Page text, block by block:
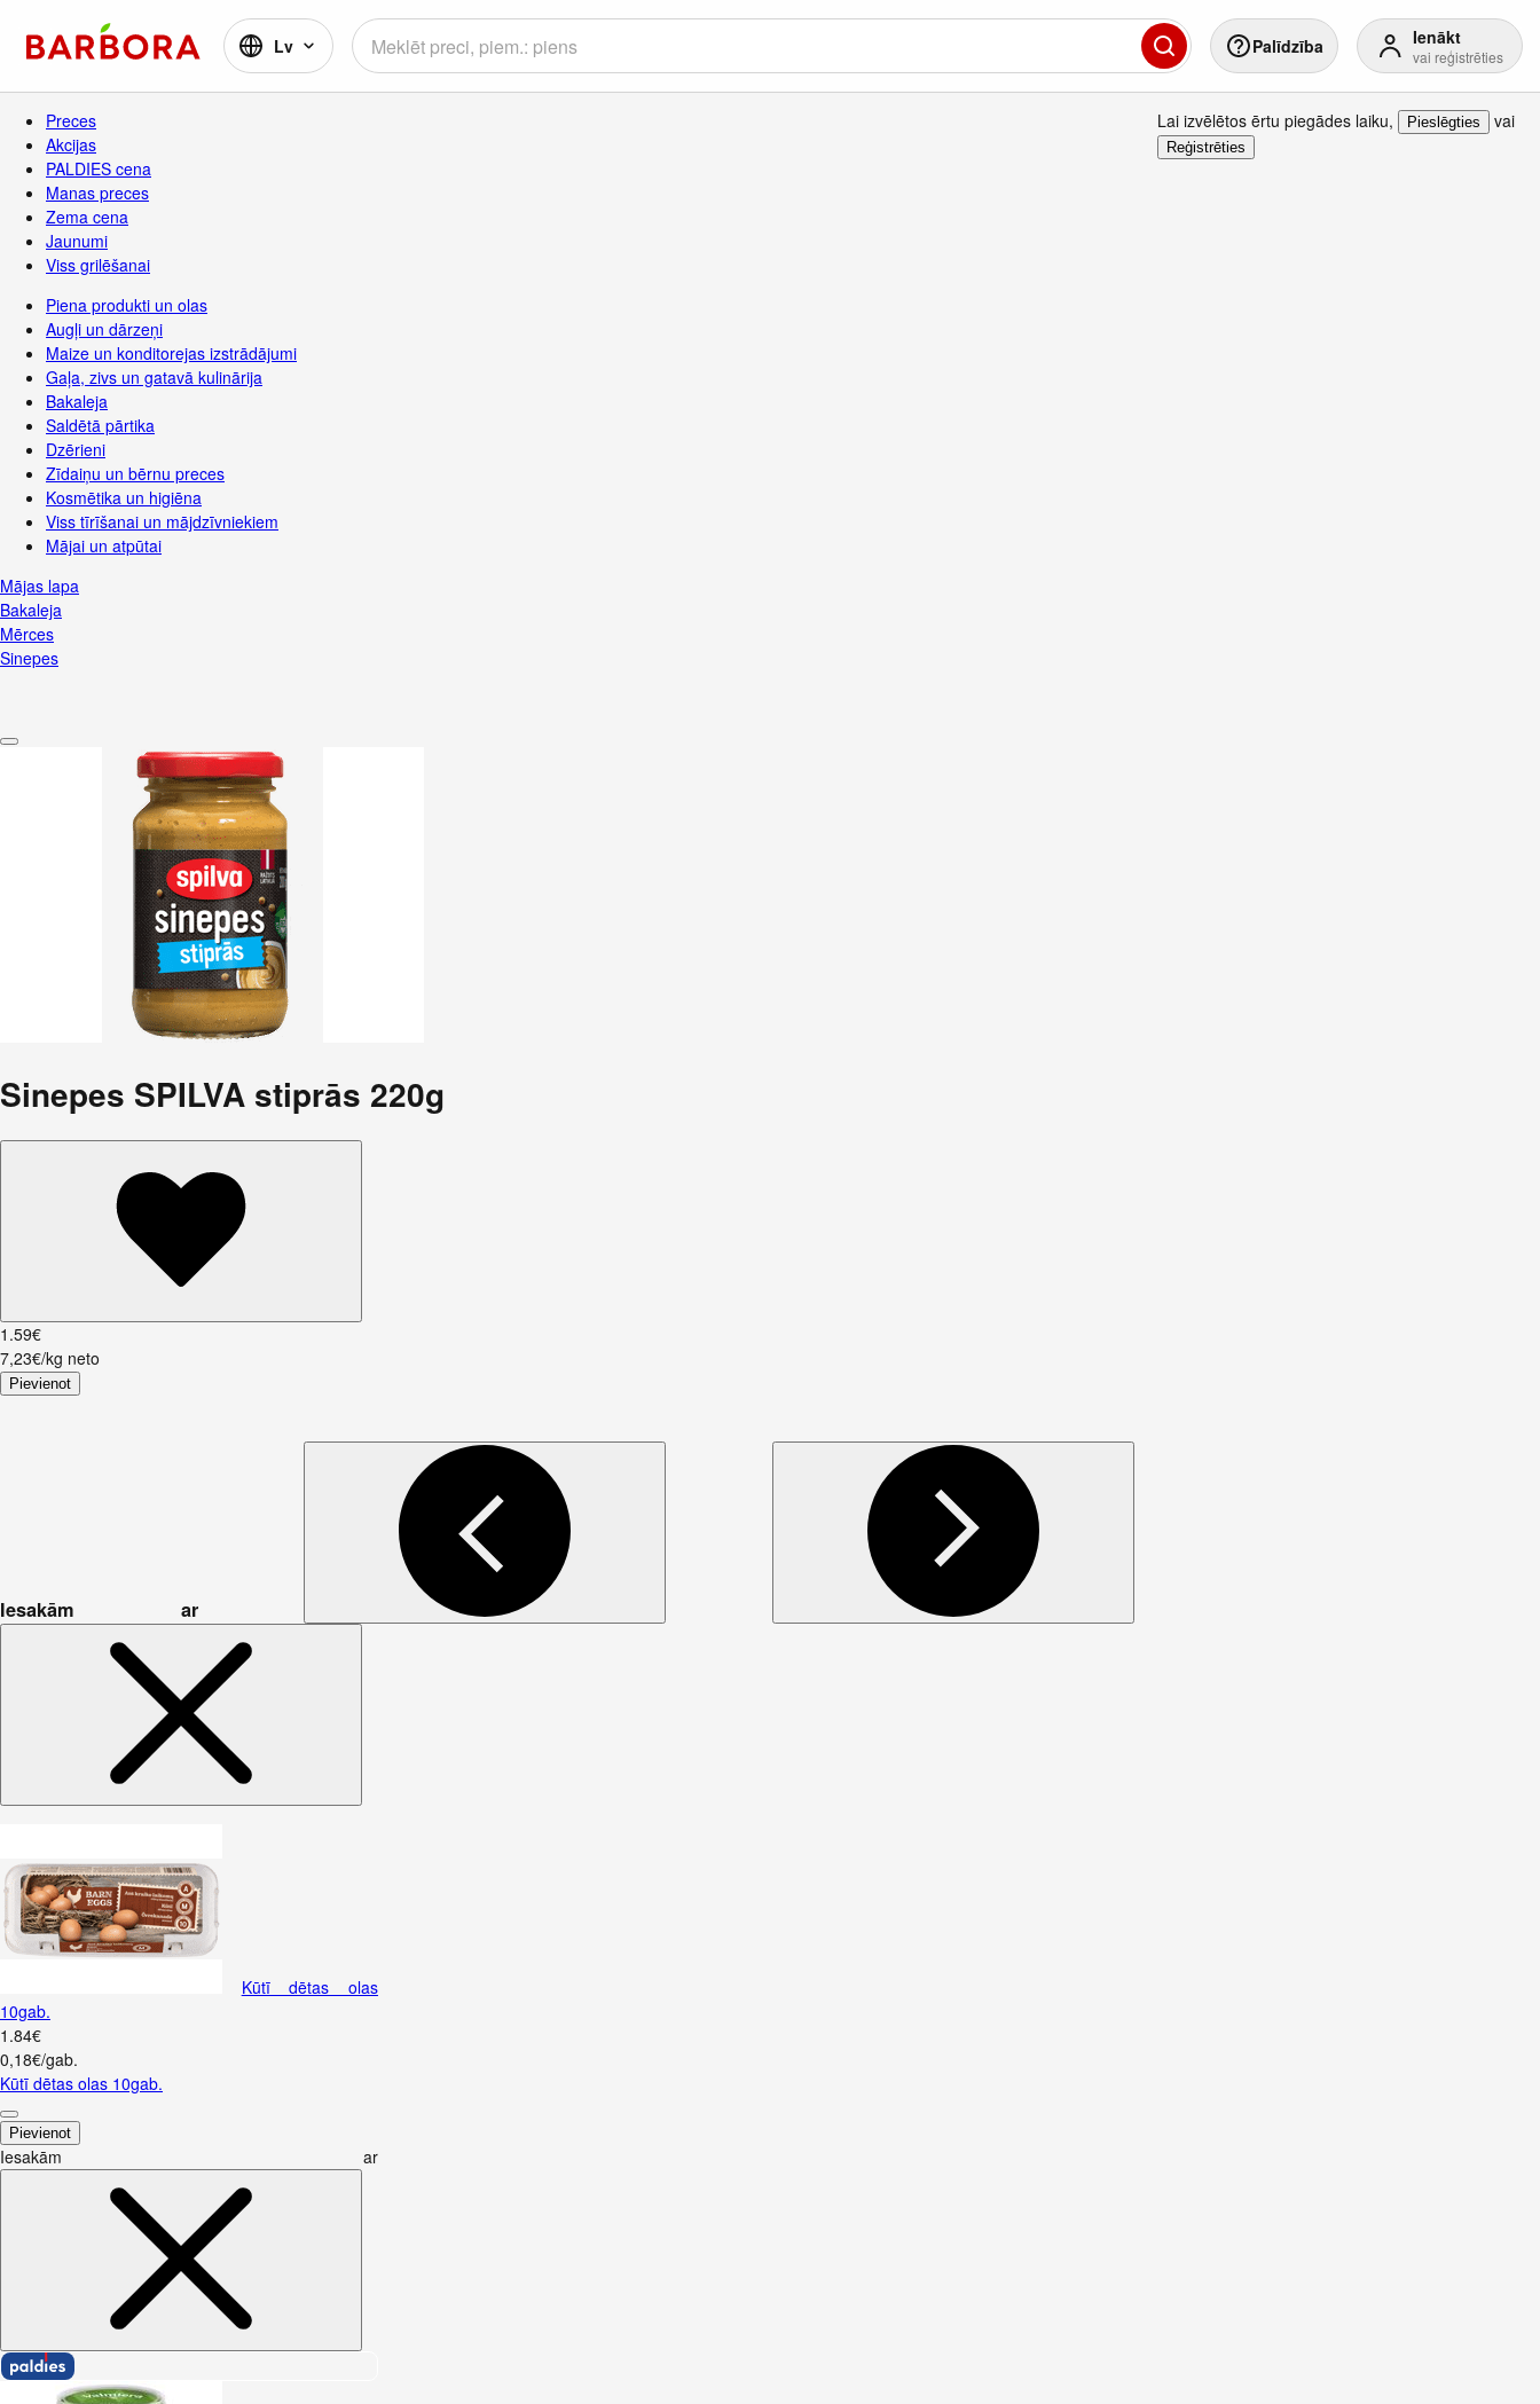
Lv Palīdzība Ienākt
vai reģistrēties
Preces
Akcijas
PALDIES cena
Manas preces
Zema cena
Jaunumi
Viss grilēšanai
Piena produkti un olas
Augļi un dārzeņi
Maize un konditorejas izstrādājumi
Gaļa, zivs un gatavā kulinārija
Bakaleja
Saldētā pārtika
Dzērieni
Zīdaiņu un bērnu preces
Kosmētika un higiēna
Viss tīrīšanai un mājdzīvniekiem
Mājai un atpūtai
Mājas lapa
Bakaleja
Mērces
Sinepes
Lai izvēlētos ērtu piegādes laiku, Pieslēgties vai
Reģistrēties
Sinepes SPILVA stiprās 220g
1 .59€
7,23€/kg neto
Pievienot
Iesakām ar
Kūtī dētas olas
10gab.
1 .84€
0,18€/gab.
Kūtī dētas olas 10gab.
Pievienot
Iesakām ar